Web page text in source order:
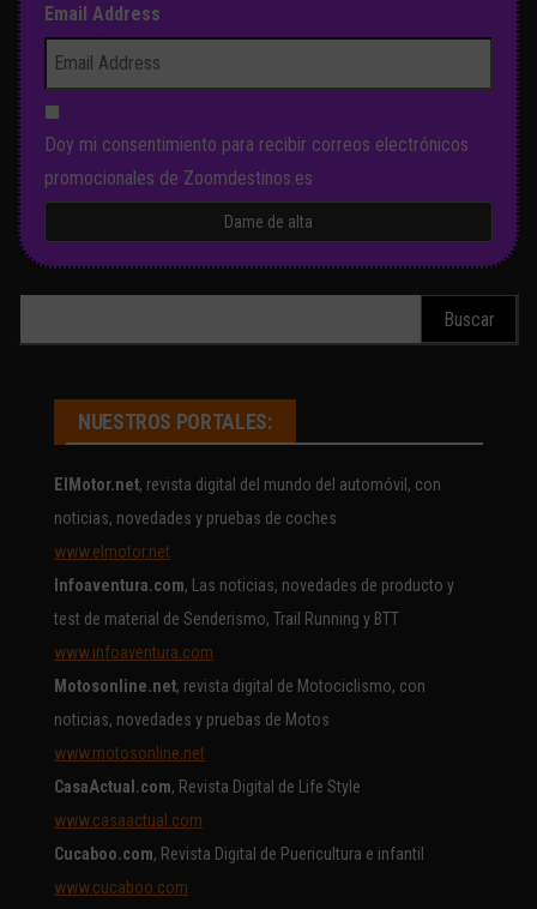
Email Address
Doy mi consentimiento para recibir correos electrónicos
promocionales de Zoomdestinos.es
NUESTROS PORTALES:
ElMotor.net, revista digital del mundo del automóvil, con
noticias, novedades y pruebas de coches
www.elmotor.net
Infoaventura.com, Las noticias, novedades de producto y
test de material de Senderismo, Trail Running y BTT
www.infoaventura.com
Motosonline.net, revista digital de Motociclismo, con
noticias, novedades y pruebas de Motos
www.motosonline.net
CasaActual.com, Revista Digital de Life Style
www.casaactual.com
Cucaboo.com, Revista Digital de Puericultura e infantil
www.cucaboo.com